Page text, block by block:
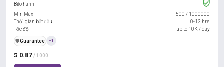
$ 0.87 / 1000
Bảo hành
Min Max
500 / 1000000
Thời gian bắt đầu
0-12 hrs
Tốc độ
up to 10K / day
️🛡️Guarantee +1